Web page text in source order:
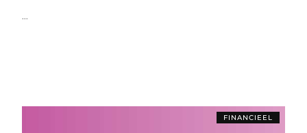
...
FINANCIEEL